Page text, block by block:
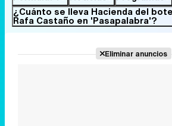
¿Cuánto se lleva Hacienda del
Rafa Castaño en 'Pasapalabra'?
Eliminar anuncios